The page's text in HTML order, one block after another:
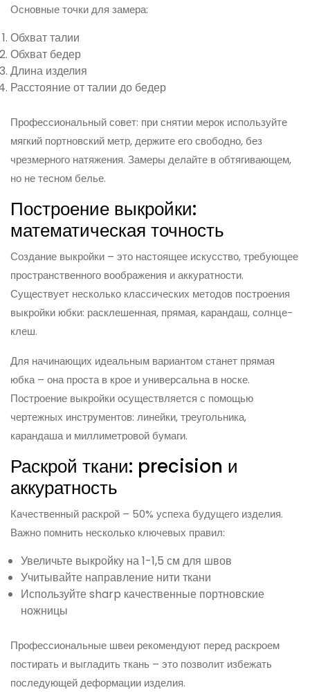
Основные точки для замера:
Обхват талии
Обхват бедер
Длина изделия
Расстояние от талии до бедер
Профессиональный совет: при снятии мерок используйте
мягкий портновский метр, держите его свободно, без
чрезмерного натяжения. Замеры делайте в обтягивающем,
но не тесном белье.
Построение выкройки:
математическая точность
Создание выкройки – это настоящее искусство, требующее
пространственного воображения и аккуратности.
Существует несколько классических методов построения
выкройки юбки: расклешенная, прямая, карандаш, солнце-
клеш.
Для начинающих идеальным вариантом станет прямая
юбка – она проста в крое и универсальна в носке.
Построение выкройки осуществляется с помощью
чертежных инструментов: линейки, треугольника,
карандаша и миллиметровой бумаги.
Раскрой ткани: precision и
аккуратность
Качественный раскрой – 50% успеха будущего изделия.
Важно помнить несколько ключевых правил:
Увеличьте выкройку на 1-1,5 см для швов
Учитывайте направление нити ткани
Используйте sharp качественные портновские
ножницы
Профессиональные швеи рекомендуют перед раскроем
постирать и выгладить ткань – это позволит избежать
последующей деформации изделия.